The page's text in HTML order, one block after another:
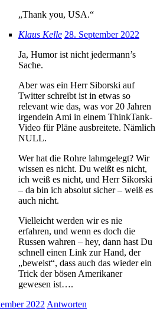
„Thank you, USA.“
Klaus Kelle 28. September 2022
Ja, Humor ist nicht jedermann’s
Sache.
Aber was ein Herr Siborski auf
Twitter schreibt ist in etwas so
relevant wie das, was vor 20 Jahren
irgendein Ami in einem ThinkTank-
Video für Pläne ausbreitete. Nämlich
NULL.
Wer hat die Rohre lahmgelegt? Wir
wissen es nicht. Du weißt es nicht,
ich weiß es nicht, und Herr Sikorski
– da bin ich absolut sicher – weiß es
auch nicht.
Vielleicht werden wir es nie
erfahren, und wenn es doch die
Russen wahren – hey, dann hast Du
schnell einen Link zur Hand, der
„beweist“, dass auch das wieder ein
Trick der bösen Amerikaner
gewesen ist….
2022 Antworten